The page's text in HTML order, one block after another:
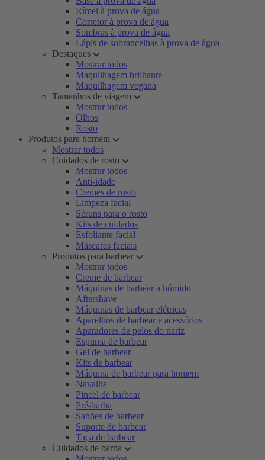
Rímel à prova de água
Corretor à prova de água
Sombras à prova de água
Lápis de sobrancelhas à prova de água
Destaques
Mostrar todos
Maquilhagem brilhante
Maquilhagem vegana
Tamanhos de viagem
Mostrar todos
Olhos
Rosto
Produtos para homem
Mostrar todos
Cuidados de rosto
Mostrar todos
Anti-idade
Cremes de rosto
Limpeza facial
Séruns para o rosto
Kits de cuidados
Esfoliante facial
Máscaras faciais
Produtos para barbear
Mostrar todos
Creme de barbear
Máquinas de barbear a húmido
Aftershave
Máquinas de barbear elétricas
Aparelhos de barbear e acessórios
Aparadores de pelos do nariz
Espuma de barbear
Gel de barbear
Kits de barbear
Máquina de barbear para homem
Navalha
Pincel de barbear
Pré-barba
Sabões de barbear
Suporte de barbear
Taça de barbear
Cuidados de barba